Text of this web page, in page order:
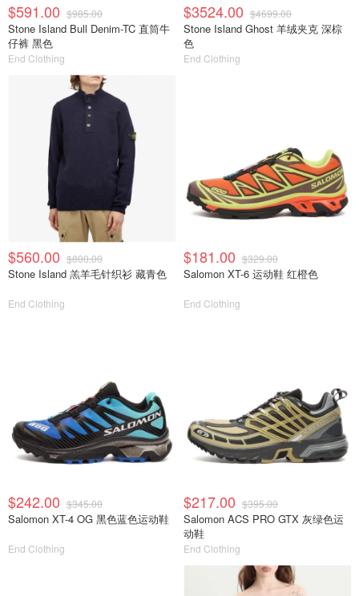
$591.00 $985.00
Stone Island Bull Denim-TC 直筒牛
仔裤 黑色
End Clothing
$3524.00 $4699.00
Stone Island Ghost 羊绒夹克 深棕
色
End Clothing
$560.00 $800.00
Stone Island 羔羊毛针织衫 藏青色
End Clothing
$181.00 $329.00
Salomon XT-6 运动鞋 红橙色
End Clothing
$242.00 $345.00
Salomon XT-4 OG 黑色蓝色运动鞋
End Clothing
$217.00 $395.00
Salomon ACS PRO GTX 灰绿色运
动鞋
End Clothing